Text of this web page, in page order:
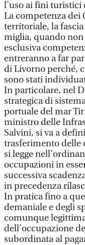
l’uso ai fini turistici
La competenza dei
territoriale, la
miglia, quando
esclusiva
entreranno a far
di Livorno perché,
sono stati
In particolare, nel
strategica di
portuale del mar
ministro delle
Salvini, si va a
trasferimento delle
si legge
occupazioni in
successiva
in precedenza
In pratica fino a
demaniale e degli
comunque
dell’occupazione
subordinata al